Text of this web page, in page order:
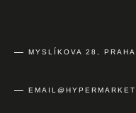
MYSLÍKOVA 28, PRAHA